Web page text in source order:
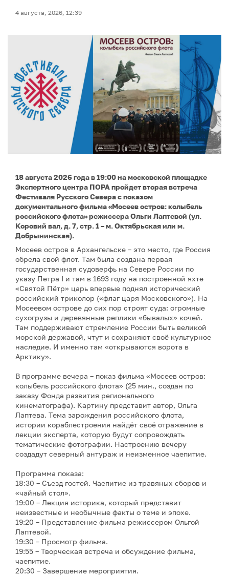
4 августа, 2026, 12:39
18 августа 2026 года в 19:00 на московской площадке
Экспертного центра ПОРА пройдет вторая встреча
Фестиваля Русского Севера с показом
документального фильма «Мосеев остров: колыбель
российского флота» режиссера Ольги Лаптевой (ул.
Коровий вал, д. 7, стр. 1 – м. Октябрьская или м.
Добрынинская).
Мосеев остров в Архангельске – это место, где Россия
обрела свой флот. Там была создана первая
государственная судоверфь на Севере России по
указу Петра I и там в 1693 году на построенной яхте
«Святой Пётр» царь впервые поднял исторический
российский триколор («флаг царя Московского»). На
Мосеевом острове до сих пор строят суда: огромные
сухогрузы и деревянные реплики «бывалых» кочей.
Там поддерживают стремление России быть великой
морской державой, чтут и сохраняют своё культурное
наследие. И именно там «открываются ворота в
Арктику».
В программе вечера – показ фильма «Мосеев остров:
колыбель российского флота» (25 мин., создан по
заказу Фонда развития регионального
кинематографа). Картину представит автор, Ольга
Лаптева. Тема зарождения российского флота,
истории кораблестроения найдёт своё отражение в
лекции эксперта, которую будут сопровождать
тематические фотографии. Настроению вечеру
создадут северный антураж и неизменное чаепитие.
Программа показа:
18:30 – Съезд гостей. Чаепитие из травяных сборов и
«чайный стол».
19:00 – Лекция историка, который представит
неизвестные и необычные факты о теме и эпохе.
19:20 – Представление фильма режиссером Ольгой
Лаптевой.
19:30 – Просмотр фильма.
19:55 – Творческая встреча и обсуждение фильма,
чаепитие.
20:30 – Завершение мероприятия.